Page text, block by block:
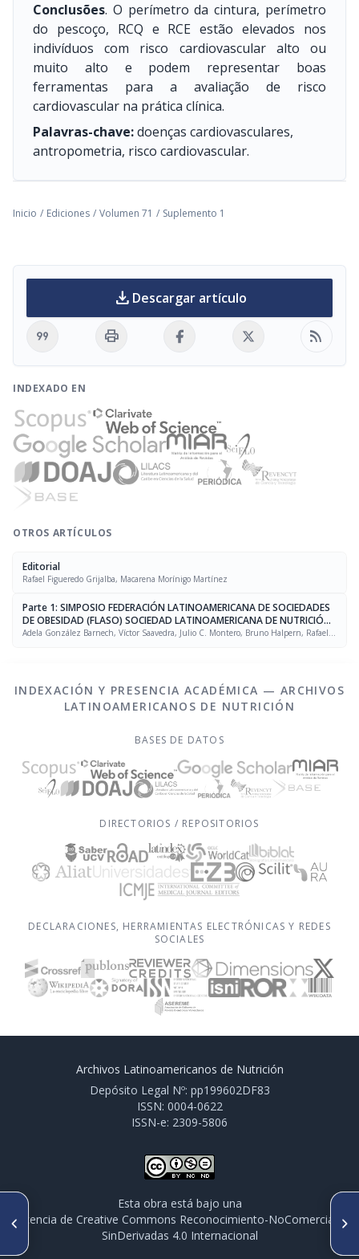
Conclusões. O perímetro da cintura, perímetro
do pescoço, RCQ e RCE estão elevados nos
indivíduos com risco cardiovascular alto ou
muito alto e podem representar boas
ferramentas para a avaliação de risco
cardiovascular na prática clínica.
Palavras-chave:doenças cardiovasculares,
antropometria, risco cardiovascular.
Inicio / Ediciones / Volumen 71 / Suplemento 1
download Descargar artículo
format_quote print rss_feed
INDEXADO EN
OTROS ARTÍCULOS
Editorial
Rafael Figueredo Grijalba, Macarena Morínigo Martínez
Parte 1: SIMPOSIO FEDERACIÓN LATINOAMERICANA DE SOCIEDADES
DE OBESIDAD (FLASO) SOCIEDAD LATINOAMERICANA DE NUTRICIÓN
(SLAN)
Adela González Barnech, Víctor Saavedra, Julio C. Montero, Bruno Halpern, Rafael
ARTÍCULO ANTERIOR
PO 205. DIETA CON 6% DE
MORAS AZULES (Vaccinium
SIGUIENTE ARTÍCULO
PO 207. EVALUACIÓN DE
CONOCIMIENTOS SOBRE
INDEXACIÓN Y PRESENCIA ACADÉMICA — ARCHIVOS
LATINOAMERICANOS DE NUTRICIÓN
BASES DE DATOS
DIRECTORIOS / REPOSITORIOS
DECLARACIONES, HERRAMIENTAS ELECTRÓNICAS Y REDES
SOCIALES
Archivos Latinoamericanos de Nutrición
Depósito Legal Nº: pp199602DF83
ISSN: 0004-0622
ISSN-e: 2309-5806
Esta obra está bajo una
licencia de Creative Commons Reconocimiento-NoComercial-
SinDerivadas 4.0 Internacional